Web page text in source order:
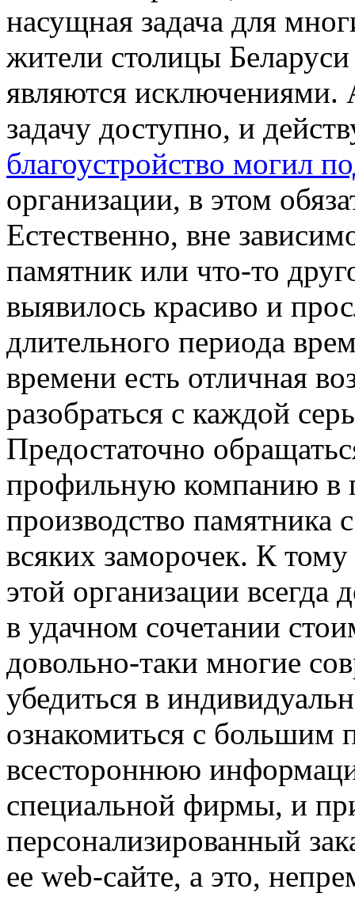
насущная задача для
жители столицы
являются исключениями.
задачу доступно, и
благоустройство могил
организации, в этом
Естественно, вне
памятник или что-то
выявилось красиво и
длительного периода
времени есть отличная
разобраться с каждой
Предостаточно
профильную компанию в
производство памятника
всяких заморочек. К
этой организации всегда
в удачном сочетании
довольно-таки многие
убедиться в
ознакомиться с большим
всестороннюю
специальной фирмы, и
персонализированный
ее web-сайте, а это,